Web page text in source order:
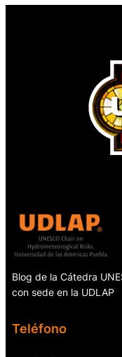
Blog de la Cátedra
con sede en la UDLAP
Teléfono